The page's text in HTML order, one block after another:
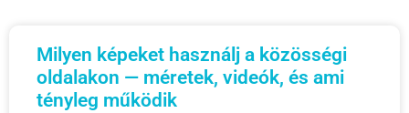
Milyen képeket használj a közösségi
oldalakon — méretek, videók, és ami
tényleg működik